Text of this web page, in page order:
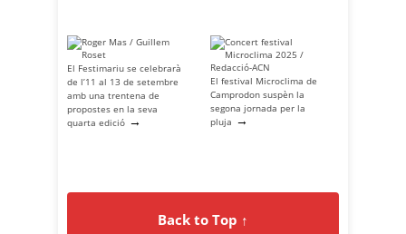
El Festimariu se celebrarà
de l’11 al 13 de setembre
amb una trentena de
propostes en la seva
quarta edició →
El festival Microclima de
Camprodon suspèn la
segona jornada per la
pluja →
Back to Top ↑